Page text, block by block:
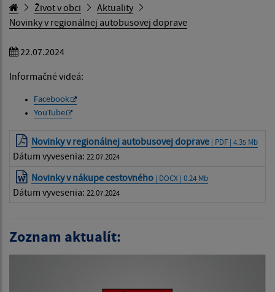
Život v obci
Aktuality
Novinky v regionálnej autobusovej doprave
22.07.2024
Informačné videá:
Facebook
YouTube
Novinky v regionálnej autobusovej doprave | PDF | 4.35 Mb
Dátum vyvesenia: 22.07.2024
Novinky v nákupe cestovného | DOCX | 0.24 Mb
Dátum vyvesenia: 22.07.2024
Zoznam aktualít: